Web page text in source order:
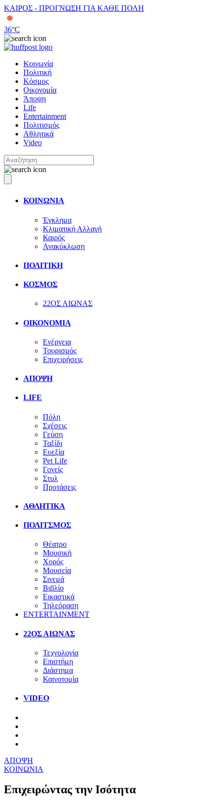
ΚΑΙΡΟΣ - ΠΡΟΓΝΩΣΗ ΓΙΑ ΚΑΘΕ ΠΟΛΗ
36°C
Κοινωνία
Πολιτική
Κόσμος
Οικονομία
Άποψη
Life
Entertainment
Πολιτισμός
Αθλητικά
Video
ΚΟΙΝΩΝΙΑ
Έγκλημα
Κλιματική Αλλαγή
Καιρός
Ανακύκλωση
ΠΟΛΙΤΙΚΗ
ΚΟΣΜΟΣ
22ΟΣ ΑΙΩΝΑΣ
ΟΙΚΟΝΟΜΙΑ
Ενέργεια
Τουρισμός
Επιχειρήσεις
ΑΠΟΨΗ
LIFE
Πόλη
Σχέσεις
Γεύση
Ταξίδι
Ευεξία
Pet Life
Γονείς
Στυλ
Προτάσεις
ΑΘΛΗΤΙΚΑ
ΠΟΛΙΤΣΜΟΣ
Θέατρο
Μουσική
Χορός
Μουσεία
Σινεμά
Βιβλίο
Εικαστικά
Τηλεόραση
ENTERTAINMENT
22ΟΣ ΑΙΩΝΑΣ
Τεχνολογία
Επιστήμη
Διάστημα
Καινοτομία
VIDEO
ΑΠΟΨΗ
ΚΟΙΝΩΝΙΑ
Επιχειρώντας την Ισότητα